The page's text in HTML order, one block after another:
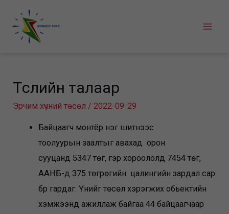
content
Төслийн талаар
Эрчим хүчний төсөл /2022-09-29
Байцаагч монтёр нэг шитнээс
тоолуурын заалтыг авахад орон
сууцанд 5347 төг, гэр хороололд 7454 төг,
ААНБ-д 375 төгрөгийн цалингийн зардал сар
бүр гардаг. Үүнийг төсөл хэрэгжих обьектийн
хэмжээнд ажиллаж байгаа 44 байцаагчаар